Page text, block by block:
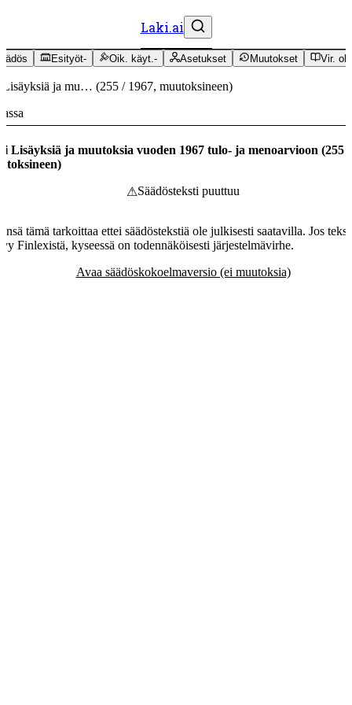
Laki.ai
Esityöt- Oik. käyt.- Asetukset Muutokset Vir.
ja mu… (255 / 1967, muutoksineen)
Lisäyksiä ja muutoksia vuoden 1967 tulo- ja menoarvioon (255
)
⚠Säädösteksti puuttuu
tämä tarkoittaa ettei säädöstekstiä ole julkisesti saatavilla. Jos
Finlexistä, kyseessä on todennäköisesti järjestelmävirhe.
Avaa säädöskokoelmaversio (ei muutoksia)